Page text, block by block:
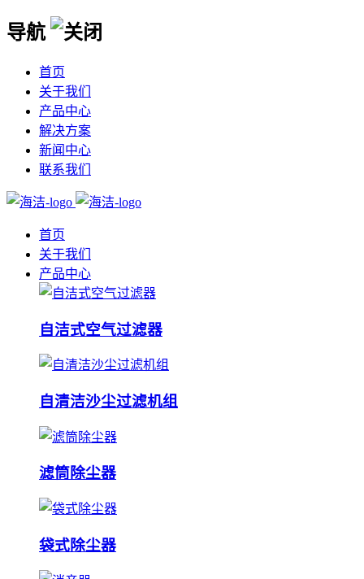
导航
首页
关于我们
产品中心
解决方案
新闻中心
联系我们
首页
关于我们
产品中心
自洁式空气过滤器
自清洁沙尘过滤机组
滤筒除尘器
袋式除尘器